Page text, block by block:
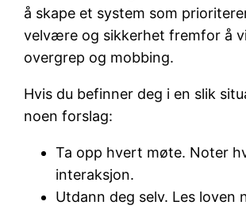
å skape et system som
velvære og sikkerhet fremfor å
overgrep og mobbing.
Hvis du befinner deg i en slik
noen forslag:
Ta opp hvert møte. Noter
interaksjon.
Utdann deg selv. Les loven